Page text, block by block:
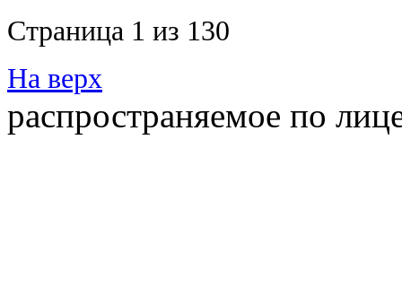
Страница 1 из 130
На верх
распространяемое по